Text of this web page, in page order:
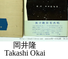
岡井隆
Takashi Okai